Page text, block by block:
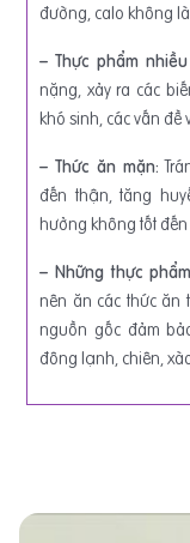
đường, calo không
– Thực phẩm
nặng, xảy ra các
khó sinh, các vấn
– Thức ăn mặn:
đến thận, tăng
hưởng không tốt
– Những thực
nên ăn các thức ăn
nguồn gốc đảm
đông lạnh, chiên,